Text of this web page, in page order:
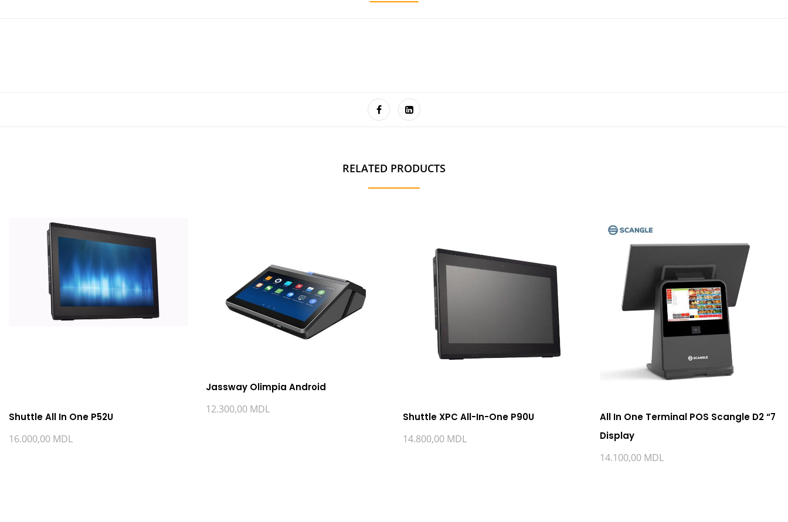
RELATED PRODUCTS
Shuttle All In One P52U
16.000,00 MDL
Jassway Olimpia Android
12.300,00 MDL
Shuttle XPC All-In-One P90U
14.800,00 MDL
All In One Terminal POS Scangle D2 “7
Display
14.100,00 MDL